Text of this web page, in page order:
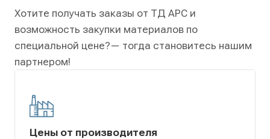
Хотите получать заказы от ТД АРС и
возможность закупки материалов по
специальной цене?— тогда становитесь нашим
партнером!
Цены от производителя